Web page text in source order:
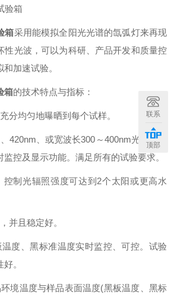
箱采用能模拟全阳光光谱的氙弧灯来再现
性光波，可以为科研、产品开发和质量控
加速试验。
箱的技术特点与指标：
分均匀地曝晒到每个试样。
420nm、或宽波长300～400nm光辐照度
控及显示功能。满足所有的试验要求。
制光辐照强度可达到2个太阳或更高水
并且稳定好。
度、黑标准温度实时监控、可控。试验
。
境温度与样品表面温度(黑板温度、黑标
联系
顶部